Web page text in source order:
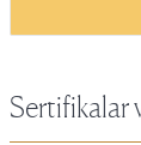
Sertifikalar